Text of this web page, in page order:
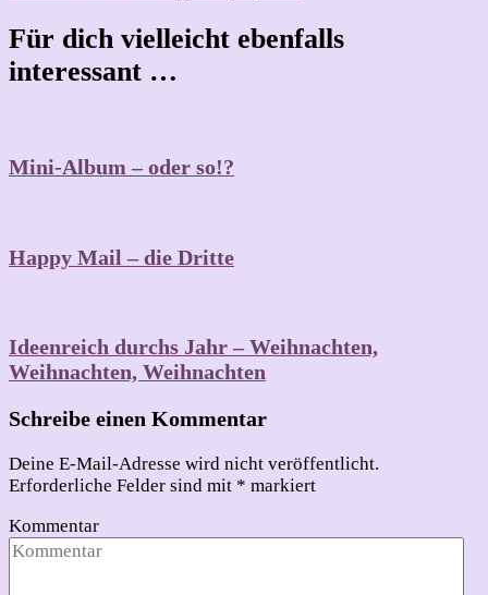
Für dich vielleicht ebenfalls
interessant …
Mini-Album – oder so!?
Happy Mail – die Dritte
Ideenreich durchs Jahr – Weihnachten,
Weihnachten, Weihnachten
Schreibe einen Kommentar
Deine E-Mail-Adresse wird nicht veröffentlicht.
Erforderliche Felder sind mit * markiert
Kommentar